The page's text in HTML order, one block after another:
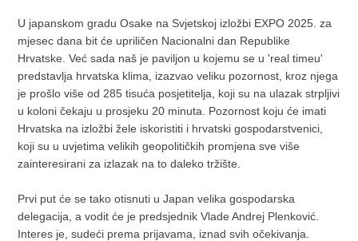
U japanskom gradu Osake na Svjetskoj izložbi EXPO 2025. za
mjesec dana bit će upriličen Nacionalni dan Republike
Hrvatske. Već sada naš je paviljon u kojemu se u 'real timeu'
predstavlja hrvatska klima, izazvao veliku pozornost, kroz njega
je prošlo više od 285 tisuća posjetitelja, koji su na ulazak strpljivi
u koloni čekaju u prosjeku 20 minuta. Pozornost koju će imati
Hrvatska na izložbi žele iskoristiti i hrvatski gospodarstvenici,
koji su u uvjetima velikih geopolitičkih promjena sve više
zainteresirani za izlazak na to daleko tržište.
Prvi put će se tako otisnuti u Japan velika gospodarska
delegacija, a vodit će je predsjednik Vlade Andrej Plenković.
Interes je, sudeći prema prijavama, iznad svih očekivanja.